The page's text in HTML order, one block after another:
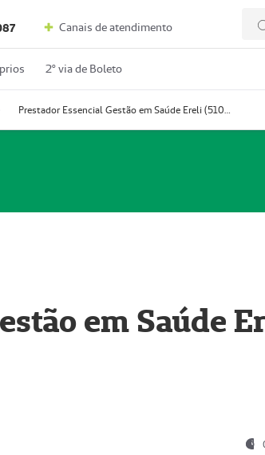
Canais de atendimento
2º via de Boleto
Prestador Essencial Gestão em Saúde Ereli (51004354-7)
em Saúde